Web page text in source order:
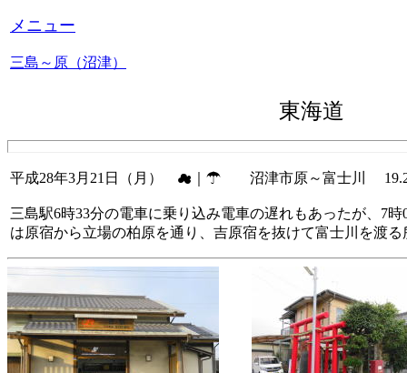
メニュー
三島～原（沼津）
東海道
平成28年3月21日（月） ☁｜☂ 沼津市原～富士川
三島駅6時33分の電車に乗り込み電車の遅れもあったが、7
は原宿から立場の柏原を通り、吉原宿を抜けて富士川を渡